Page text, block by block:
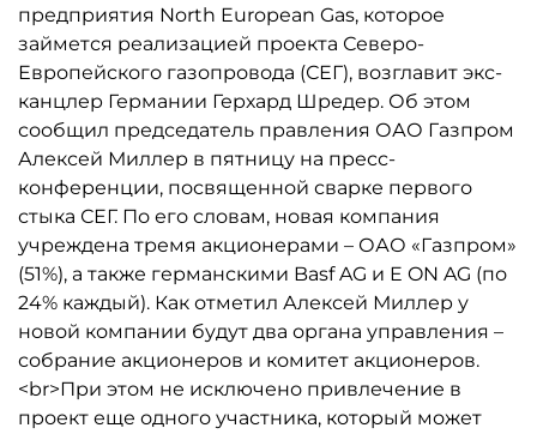
предприятия North European Gas, которое
займется реализацией проекта Северо-
Европейского газопровода (СЕГ), возглавит экс-
канцлер Германии Герхард Шредер. Об этом
сообщил председатель правления ОАО Газпром
Алексей Миллер в пятницу на пресс-
конференции, посвященной сварке первого
стыка СЕГ. По его словам, новая компания
учреждена тремя акционерами – ОАО «Газпром»
(51%), а также германскими Basf AG и E ON AG (по
24% каждый). Как отметил Алексей Миллер у
новой компании будут два органа управления –
собрание акционеров и комитет акционеров.
<br>При этом не исключено привлечение в
проект еще одного участника, который может